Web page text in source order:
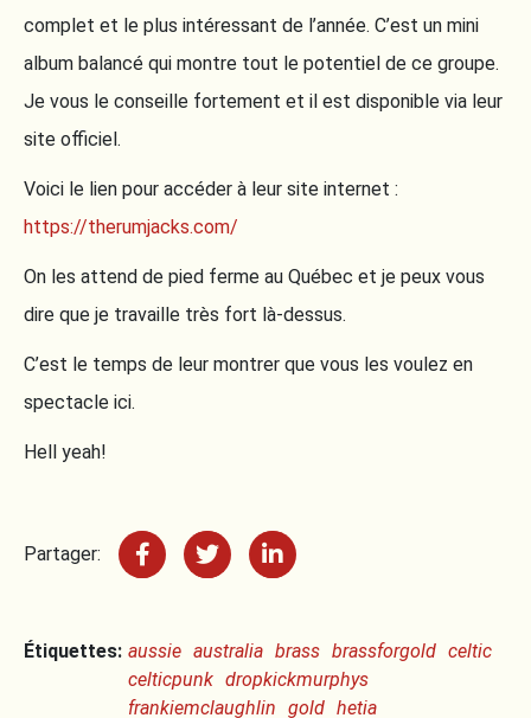
complet et le plus intéressant de l’année. C’est un mini
album balancé qui montre tout le potentiel de ce groupe.
Je vous le conseille fortement et il est disponible via leur
site officiel.
Voici le lien pour accéder à leur site internet :
https://therumjacks.com/
On les attend de pied ferme au Québec et je peux vous
dire que je travaille très fort là-dessus.
C’est le temps de leur montrer que vous les voulez en
spectacle ici.
Hell yeah!
Partager:
Étiquettes: aussie australia brass brassforgold celtic
celticpunk dropkickmurphys
frankiemclaughlin gold hetia